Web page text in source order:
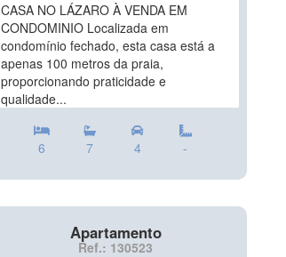
CASA NO LÁZARO À VENDA EM
CONDOMINIO Localizada em
condomínio fechado, esta casa está a
apenas 100 metros da praia,
proporcionando praticidade e
qualidade...
6 7 4 -
Apartamento
Ref.: 130523